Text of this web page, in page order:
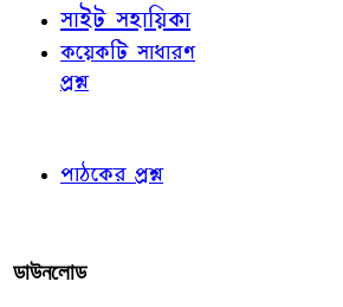
সাইট সহায়িকা
কয়েকটি সাধারণ
প্রশ্ন
পাঠকের প্রশ্ন
ডাউনলোড